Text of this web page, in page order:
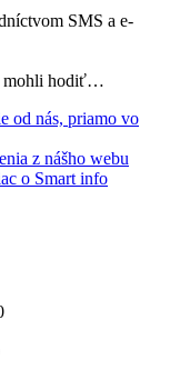
SMS a e-
mohli hodiť…
od nás, priamo vo
z nášho webu
o Smart info